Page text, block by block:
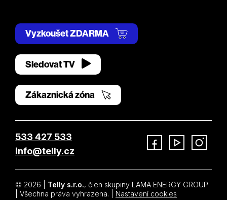
Vyzkoušet ZDARMA
Sledovat TV
Zákaznická zóna
533 427 533
info@telly.cz
© 2026 | Telly s.r.o., člen skupiny LAMA ENERGY GROUP
| Všechna práva vyhrazena. |
Nastavení cookies